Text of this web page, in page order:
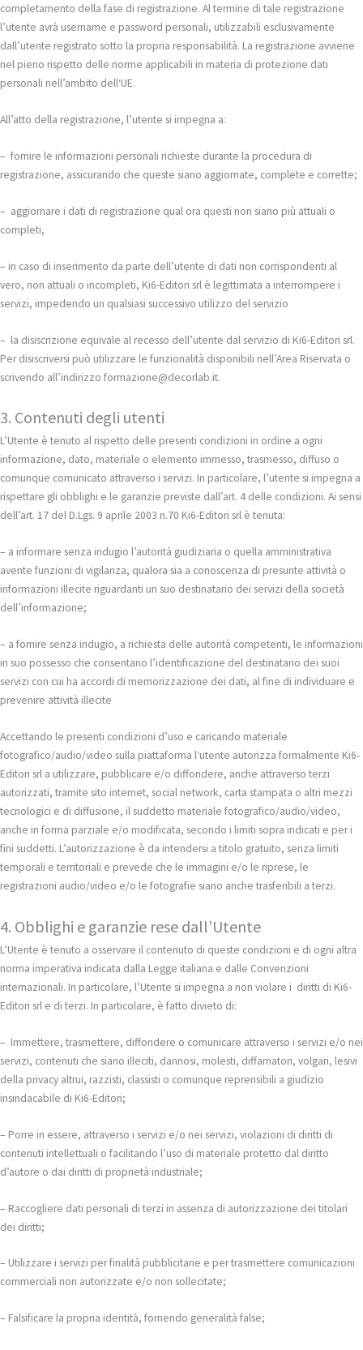
completamento della fase di registrazione. Al termine di tale registrazione
l’utente avrà username e password personali, utilizzabili esclusivamente
dall’utente registrato sotto la propria responsabilità. La registrazione avviene
nel pieno rispetto delle norme applicabili in materia di protezione dati
personali nell’ambito dell‘UE.
All’atto della registrazione, l’utente si impegna a:
– fornire le informazioni personali richieste durante la procedura di
registrazione, assicurando che queste siano aggiornate, complete e corrette;
– aggiornare i dati di registrazione qual ora questi non siano più attuali o
completi,
– in caso di inserimento da parte dell’utente di dati non corrispondenti al
vero, non attuali o incompleti, Ki6-Editori srl è legittimata a interrompere i
servizi, impedendo un qualsiasi successivo utilizzo del servizio
– la disiscrizione equivale al recesso dell’utente dal servizio di Ki6-Editori srl.
Per disiscriversi può utilizzare le funzionalità disponibili nell’Area Riservata o
scrivendo all’indirizzo formazione@decorlab.it.
3. Contenuti degli utenti
L’Utente è tenuto al rispetto delle presenti condizioni in ordine a ogni
informazione, dato, materiale o elemento immesso, trasmesso, diffuso o
comunque comunicato attraverso i servizi. In particolare, l’utente si impegna a
rispettare gli obblighi e le garanzie previste dall’art. 4 delle condizioni. Ai sensi
dell’art. 17 del D.Lgs. 9 aprile 2003 n.70 Ki6-Editori srl è tenuta:
– a informare senza indugio l’autorità giudiziaria o quella amministrativa
avente funzioni di vigilanza, qualora sia a conoscenza di presunte attività o
informazioni illecite riguardanti un suo destinatario dei servizi della società
dell’informazione;
– a fornire senza indugio, a richiesta delle autorità competenti, le informazioni
in suo possesso che consentano l’identificazione del destinatario dei suoi
servizi con cui ha accordi di memorizzazione dei dati, al fine di individuare e
prevenire attività illecite
Accettando le presenti condizioni d’uso e caricando materiale
fotografico/audio/video sulla piattaforma l‘utente autorizza formalmente Ki6-
Editori srl a utilizzare, pubblicare e/o diffondere, anche attraverso terzi
autorizzati, tramite sito internet, social network, carta stampata o altri mezzi
tecnologici e di diffusione, il suddetto materiale fotografico/audio/video,
anche in forma parziale e/o modificata, secondo i limiti sopra indicati e per i
fini suddetti. L’autorizzazione è da intendersi a titolo gratuito, senza limiti
temporali e territoriali e prevede che le immagini e/o le riprese, le
registrazioni audio/video e/o le fotografie siano anche trasferibili a terzi.
4. Obblighi e garanzie rese dall’Utente
L’Utente è tenuto a osservare il contenuto di queste condizioni e di ogni altra
norma imperativa indicata dalla Legge italiana e dalle Convenzioni
internazionali. In particolare, l’Utente si impegna a non violare i diritti di Ki6-
Editori srl e di terzi. In particolare, è fatto divieto di:
– Immettere, trasmettere, diffondere o comunicare attraverso i servizi e/o nei
servizi, contenuti che siano illeciti, dannosi, molesti, diffamatori, volgari, lesivi
della privacy altrui, razzisti, classisti o comunque reprensibili a giudizio
insindacabile di Ki6-Editori;
– Porre in essere, attraverso i servizi e/o nei servizi, violazioni di diritti di
contenuti intellettuali o facilitando l’uso di materiale protetto dal diritto
d’autore o dai diritti di proprietà industriale;
– Raccogliere dati personali di terzi in assenza di autorizzazione dei titolari
dei diritti;
– Utilizzare i servizi per finalità pubblicitarie e per trasmettere comunicazioni
commerciali non autorizzate e/o non sollecitate;
– Falsificare la propria identità, fornendo generalità false;